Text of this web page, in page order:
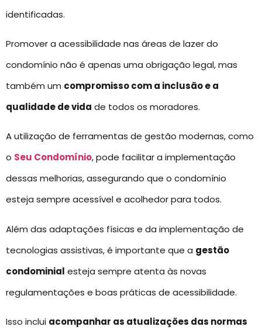
identificadas.
Promover a acessibilidade nas áreas de lazer do
condomínio não é apenas uma obrigação legal, mas
também um compromisso com a inclusão e a
qualidade de vida de todos os moradores.
A utilização de ferramentas de gestão modernas, como
o Seu Condomínio, pode facilitar a implementação
dessas melhorias, assegurando que o condomínio
esteja sempre acessível e acolhedor para todos.
Além das adaptações físicas e da implementação de
tecnologias assistivas, é importante que a gestão
condominial esteja sempre atenta às novas
regulamentações e boas práticas de acessibilidade.
Isso inclui acompanhar as atualizações das normas